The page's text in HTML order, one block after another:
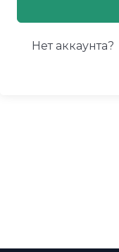
Нет аккаунта?